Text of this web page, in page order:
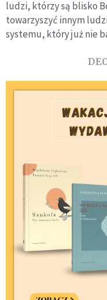
ludzi, którzy są blisko
towarzyszyć innym
systemu, który już nie